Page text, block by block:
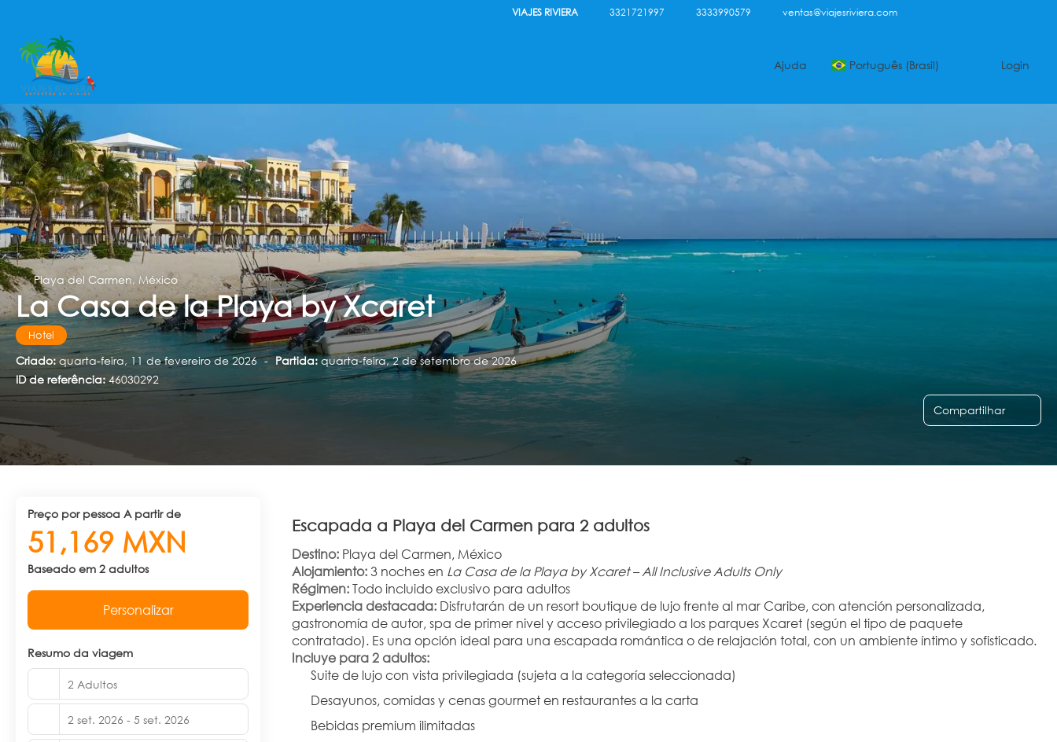
VIAJES RIVIERA 3321721997 3333990579 ventas@viajesriviera.com
Ajuda Português (Brasil) Login
Playa del Carmen, México
La Casa de la Playa by Xcaret
Hotel
Criado:quarta-feira, 11 de fevereiro de 2026 - Partida: quarta-feira, 2 de setembro de 2026
ID de referência: 46030292
Compartilhar
Escapada a Playa del Carmen para 2 adultos
Destino: Playa del Carmen, México
Alojamiento: 3 noches en La Casa de la Playa by Xcaret – All Inclusive Adults Only
Régimen: Todo incluido exclusivo para adultos
Experiencia destacada: Disfrutarán de un resort boutique de lujo frente al mar Caribe, con atención personalizada,
gastronomía de autor, spa de primer nivel y acceso privilegiado a los parques Xcaret (según el tipo de paquete
contratado). Es una opción ideal para una escapada romántica o de relajación total, con un ambiente íntimo y sofisticado.
Incluye para 2 adultos:
Suite de lujo con vista privilegiada (sujeta a la categoría seleccionada)
Desayunos, comidas y cenas gourmet en restaurantes a la carta
Bebidas premium ilimitadas
preço por pessoa A partir de
51,169 MXN
Baseado em 2 adultos
Personalizar
Resumo da viagem
2 Adultos
2 set. 2026 - 5 set. 2026